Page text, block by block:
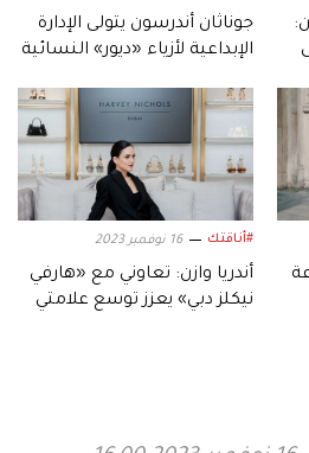
جوناثان أندرسون يتولى الإدارة
الإبداعية لأزياء «ديور» النسائية
#أناقتك 16 نوفمبر 2023
أندريا وازن: تعاوني مع «هارفي
نيكلز دبي» يعزز توسع علامتي